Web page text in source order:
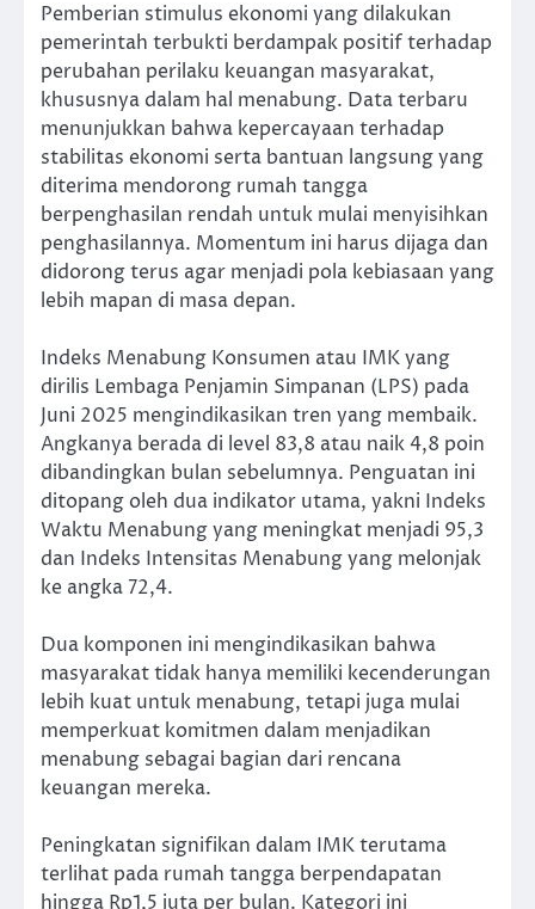
Pemberian stimulus ekonomi yang dilakukan
pemerintah terbukti berdampak positif terhadap
perubahan perilaku keuangan masyarakat,
khususnya dalam hal menabung. Data terbaru
menunjukkan bahwa kepercayaan terhadap
stabilitas ekonomi serta bantuan langsung yang
diterima mendorong rumah tangga
berpenghasilan rendah untuk mulai menyisihkan
penghasilannya. Momentum ini harus dijaga dan
didorong terus agar menjadi pola kebiasaan yang
lebih mapan di masa depan.
Indeks Menabung Konsumen atau IMK yang
dirilis Lembaga Penjamin Simpanan (LPS) pada
Juni 2025 mengindikasikan tren yang membaik.
Angkanya berada di level 83,8 atau naik 4,8 poin
dibandingkan bulan sebelumnya. Penguatan ini
ditopang oleh dua indikator utama, yakni Indeks
Waktu Menabung yang meningkat menjadi 95,3
dan Indeks Intensitas Menabung yang melonjak
ke angka 72,4.
Dua komponen ini mengindikasikan bahwa
masyarakat tidak hanya memiliki kecenderungan
lebih kuat untuk menabung, tetapi juga mulai
memperkuat komitmen dalam menjadikan
menabung sebagai bagian dari rencana
keuangan mereka.
Peningkatan signifikan dalam IMK terutama
terlihat pada rumah tangga berpendapatan
hingga Rp1,5 juta per bulan. Kategori ini